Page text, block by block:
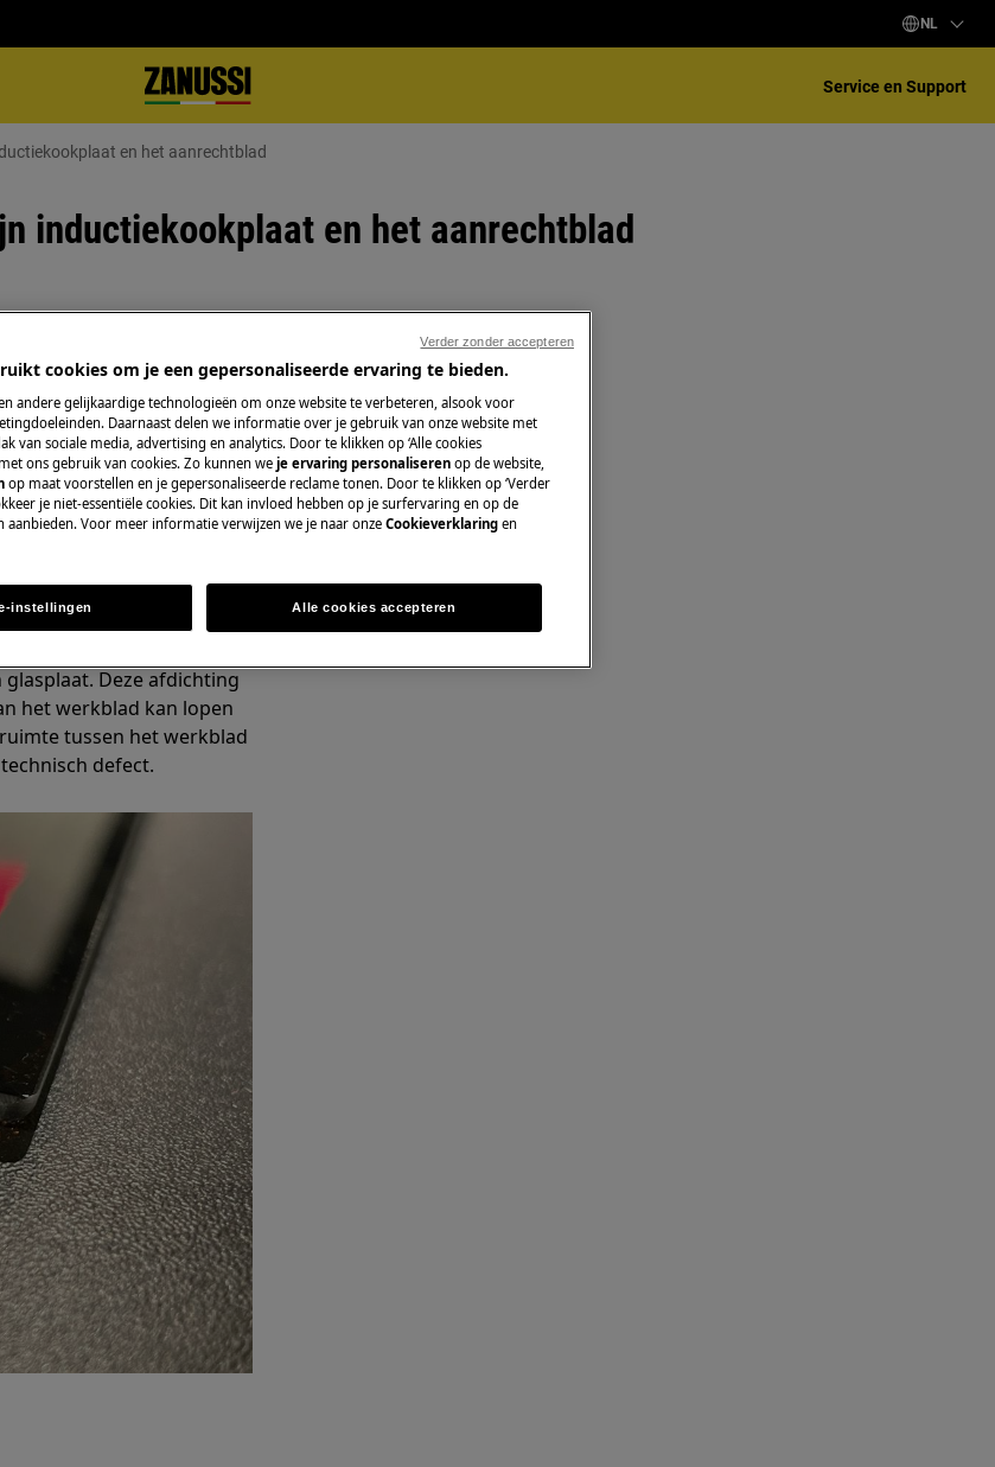
NL
Service en Support
en het aanrechtblad
inductiekookplaat en het aanrechtblad
met een RVS kader
Deze afdichting
het werkblad kan lopen
tussen het werkblad
defect.
cookies om je een gepersonaliseerde ervaring te bieden.
andere gelijkaardige technologieën om onze website te verbeteren, alsook voor
Daarnaast delen we informatie over je gebruik van onze website met
van sociale media, advertising en analytics. Door te klikken op ‘Alle cookies
ons gebruik van cookies. Zo kunnen we je ervaring personaliseren op de website,
op maat voorstellen en je gepersonaliseerde reclame tonen. Door te klikken op ‘Verder
je niet-essentiële cookies. Dit kan invloed hebben op je surfervaring en op de
aanbieden. Voor meer informatie verwijzen we je naar onze Cookieverklaring en
instellingen Alle cookies accepteren
Verder zonder accepteren